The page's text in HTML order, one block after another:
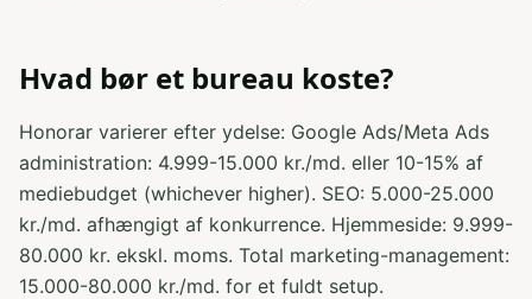
Hvad bør et bureau koste?
Honorar varierer efter ydelse: Google Ads/Meta Ads
administration: 4.999-15.000 kr./md. eller 10-15% af
mediebudget (whichever higher). SEO: 5.000-25.000
kr./md. afhængigt af konkurrence. Hjemmeside: 9.999-
80.000 kr. ekskl. moms. Total marketing-management:
15.000-80.000 kr./md. for et fuldt setup.